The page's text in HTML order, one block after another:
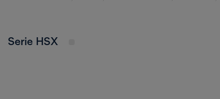
Serie HSX